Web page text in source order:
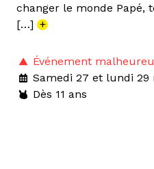
changer le monde Papé,
[…] +
Événement
Samedi 27 et lundi 29
Dès 11 ans